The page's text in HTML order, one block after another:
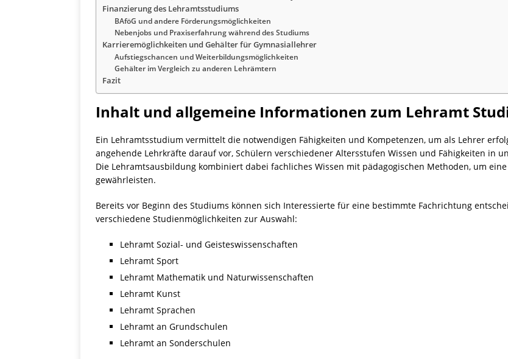
Finanzierung des Lehramtsstudiums
BAföG und andere Förderungsmöglichkeiten
Nebenjobs und Praxiserfahrung während des Studiums
Karrieremöglichkeiten und Gehälter für Gymnasiallehrer
Aufstiegschancen und Weiterbildungsmöglichkeiten
Gehälter im Vergleich zu anderen Lehrämtern
Fazit
Inhalt und allgemeine Informationen zum Lehramt
Ein Lehramtsstudium vermittelt die notwendigen Fähigkeiten und Kompetenzen, um als Lehrer
angehende Lehrkräfte darauf vor, Schülern verschiedener Altersstufen Wissen und Fähigkeiten in
Die Lehramtsausbildung kombiniert dabei fachliches Wissen mit pädagogischen Methoden, um
gewährleisten.
Bereits vor Beginn des Studiums können sich Interessierte für eine bestimmte Fachrichtung
verschiedene Studienmöglichkeiten zur Auswahl:
Lehramt Sozial- und Geisteswissenschaften
Lehramt Sport
Lehramt Mathematik und Naturwissenschaften
Lehramt Kunst
Lehramt Sprachen
Lehramt an Grundschulen
Lehramt an Sonderschulen